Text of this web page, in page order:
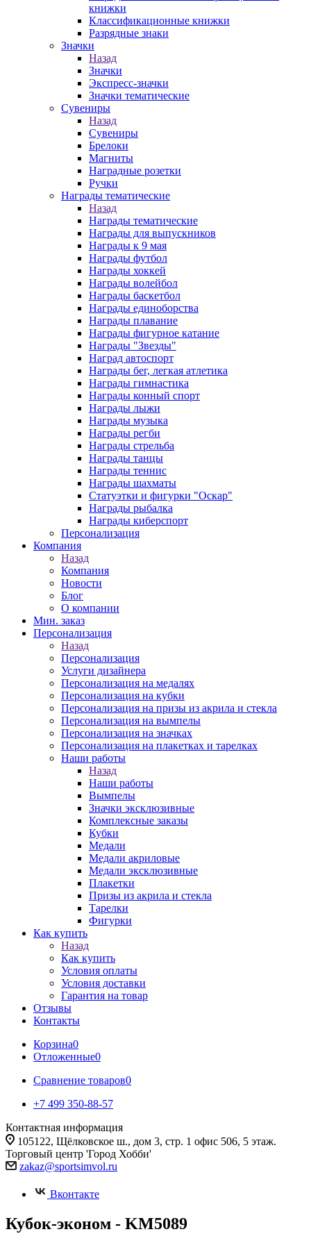
книжки
Классификационные книжки
Разрядные знаки
Значки
Назад
Значки
Экспресс-значки
Значки тематические
Сувениры
Назад
Сувениры
Брелоки
Магниты
Наградные розетки
Ручки
Награды тематические
Назад
Награды тематические
Награды для выпускников
Награды к 9 мая
Награды футбол
Награды хоккей
Награды волейбол
Награды баскетбол
Награды единоборства
Награды плавание
Награды фигурное катание
Награды "Звезды"
Наград автоспорт
Награды бег, легкая атлетика
Награды гимнастика
Награды конный спорт
Награды лыжи
Награды музыка
Награды регби
Награды стрельба
Награды танцы
Награды теннис
Награды шахматы
Статуэтки и фигурки "Оскар"
Награды рыбалка
Награды киберспорт
Персонализация
Компания
Назад
Компания
Новости
Блог
О компании
Мин. заказ
Персонализация
Назад
Персонализация
Услуги дизайнера
Персонализация на медалях
Персонализация на кубки
Персонализация на призы из акрила и стекла
Персонализация на вымпелы
Персонализация на значках
Персонализация на плакетках и тарелках
Наши работы
Назад
Наши работы
Вымпелы
Значки эксклюзивные
Комплексные заказы
Кубки
Медали
Медали акриловые
Медали эксклюзивные
Плакетки
Призы из акрила и стекла
Тарелки
Фигурки
Как купить
Назад
Как купить
Условия оплаты
Условия доставки
Гарантия на товар
Отзывы
Контакты
Корзина0
Отложенные0
Сравнение товаров0
+7 499 350-88-57
Контактная информация
105122, Щёлковское ш., дом 3, стр. 1 офис 506, 5 этаж.
Торговый центр 'Город Хобби'
zakaz@sportsimvol.ru
Вконтакте
Кубок-эконом - KM5089